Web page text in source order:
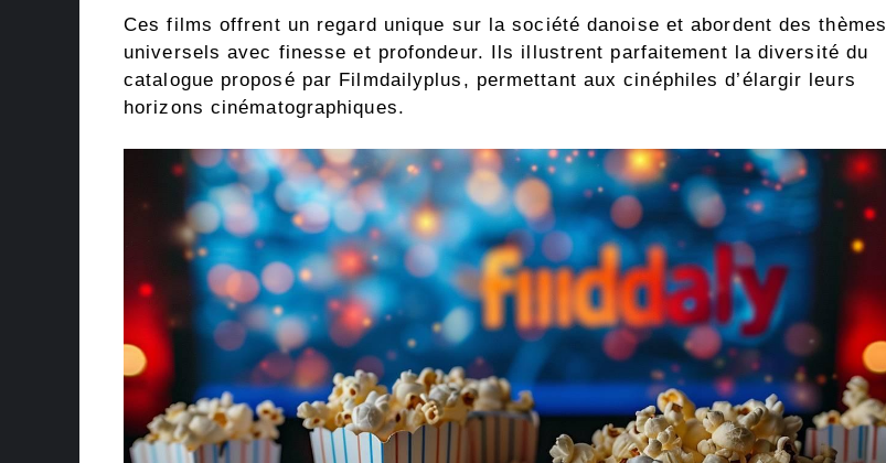
Ces films offrent un regard unique sur la société danoise et abordent des thèmes
universels avec finesse et profondeur. Ils illustrent parfaitement la diversité du
catalogue proposé par Filmdailyplus, permettant aux cinéphiles d’élargir leurs
horizons cinématographiques.